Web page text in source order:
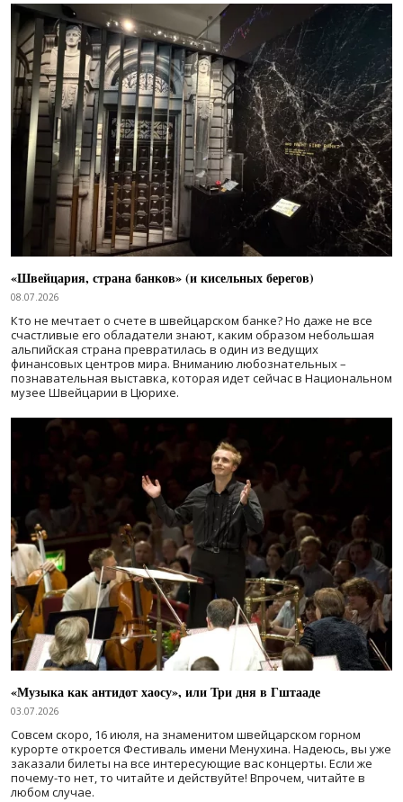
«Швейцария, страна банков» (и кисельных берегов)
08.07.2026
Кто не мечтает о счете в швейцарском банке? Но даже не все
счастливые его обладатели знают, каким образом небольшая
альпийская страна превратилась в один из ведущих
финансовых центров мира. Вниманию любознательных –
познавательная выставка, которая идет сейчас в Национальном
музее Швейцарии в Цюрихе.
«Музыка как антидот хаосу», или Три дня в Гштааде
03.07.2026
Совсем скоро, 16 июля, на знаменитом швейцарском горном
курорте откроется Фестиваль имени Менухина. Надеюсь, вы уже
заказали билеты на все интересующие вас концерты. Если же
почему-то нет, то читайте и действуйте! Впрочем, читайте в
любом случае.